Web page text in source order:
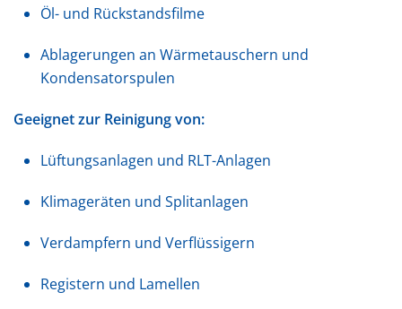
Öl- und Rückstandsfilme
Ablagerungen an Wärmetauschern und
Kondensatorspulen
Geeignet zur Reinigung von:
Lüftungsanlagen und RLT-Anlagen
Klimageräten und Splitanlagen
Verdampfern und Verflüssigern
Registern und Lamellen